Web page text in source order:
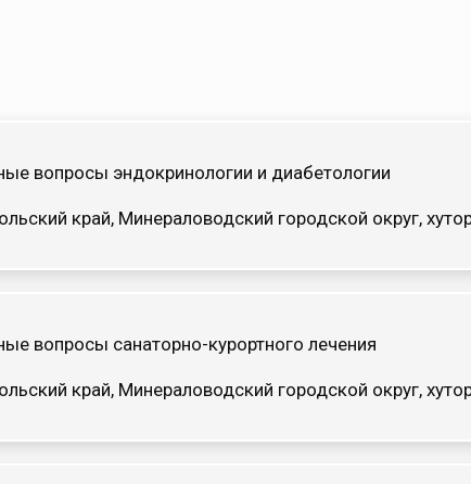
вопросы эндокринологии и диабетологии
край, Минераловодский городской округ,
вопросы санаторно-курортного лечения
край, Минераловодский городской округ,